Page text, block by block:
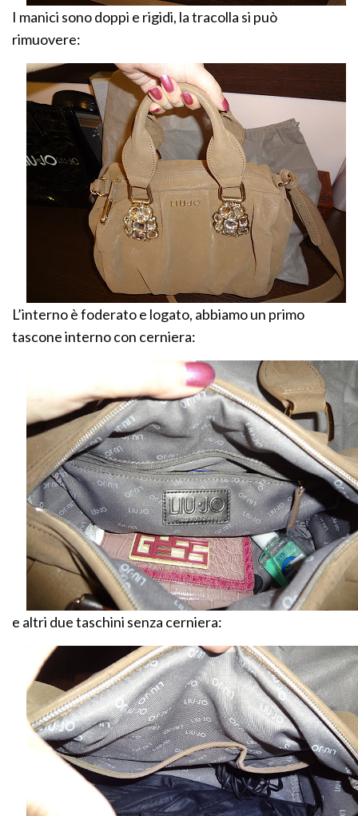
I manici sono doppi e rigidi, la tracolla si può
rimuovere:
L’interno è foderato e logato, abbiamo un primo
tascone interno con cerniera:
e altri due taschini senza cerniera: